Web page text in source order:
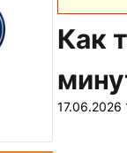
Как
17.06.2026